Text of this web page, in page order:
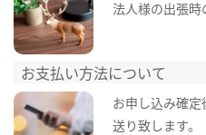
法人様の出張時
お支払い方法について
お申し込み確
送り致します。